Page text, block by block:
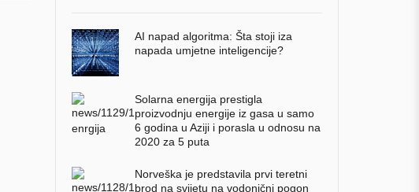
AI napad algoritma: Šta stoji iza
napada umjetne inteligencije?
Solarna energija prestigla
proizvodnju energije iz gasa u samo
6 godina u Aziji i porasla u odnosu na
2020 za 5 puta
Norveška je predstavila prvi teretni
brod na svijetu na vodonični pogon